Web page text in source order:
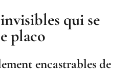
qui se
placo
encastrables de